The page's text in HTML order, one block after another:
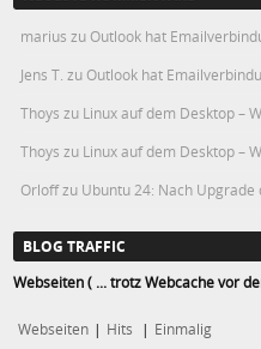
marius zu Outlook hat
Jens T. zu Outlook hat
Thoys zu Linux auf dem Desktop –
Thoys zu Linux auf dem Desktop –
Orloffzu Ubuntu 24: Nach
BLOG TRAFFIC
Webseiten ( ... trotz Webcache vor
Webseiten | Hits | Einmalig